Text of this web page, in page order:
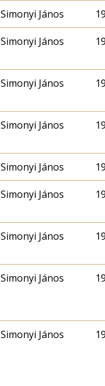
Simonyi János
Simonyi János
Simonyi János
Simonyi János
Simonyi János
Simonyi János
Simonyi János
Simonyi János
Simonyi János